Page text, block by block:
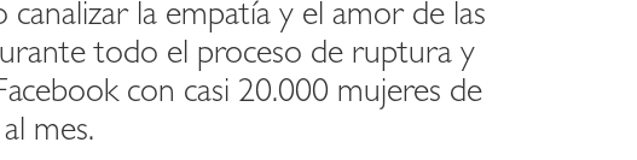
la empatía y el amor de las
todo el proceso de ruptura y
con casi 20.000 mujeres de
mes.